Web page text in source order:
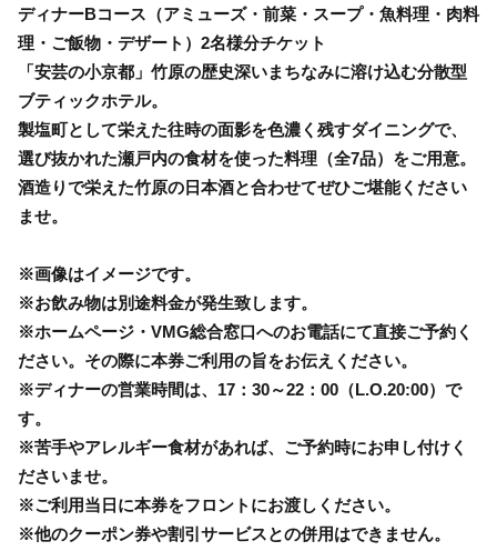
ディナーBコース（アミューズ・前菜・スープ・魚料理・肉料
理・ご飯物・デザート）2名様分チケット
「安芸の小京都」竹原の歴史深いまちなみに溶け込む分散型
ブティックホテル。
製塩町として栄えた往時の面影を色濃く残すダイニングで、
選び抜かれた瀬戸内の食材を使った料理（全7品）をご用意。
酒造りで栄えた竹原の日本酒と合わせてぜひご堪能ください
ませ。
※画像はイメージです。
※お飲み物は別途料金が発生致します。
※ホームページ・VMG総合窓口へのお電話にて直接ご予約く
ださい。その際に本券ご利用の旨をお伝えください。
※ディナーの営業時間は、17：30～22：00（L.O.20:00）で
す。
※苦手やアレルギー食材があれば、ご予約時にお申し付けく
ださいませ。
※ご利用当日に本券をフロントにお渡しください。
※他のクーポン券や割引サービスとの併用はできません。